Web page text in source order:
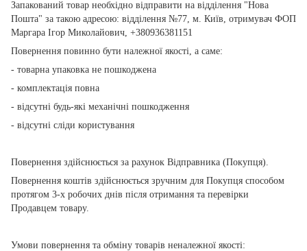
Запакований товар необхідно відправити на відділення "Нова
Пошта" за такою адресою: відділення №77, м. Київ, отримувач ФОП
Маргара Ігор Миколайович, +380936381151
Повернення повинно бути належної якості, а саме:
- товарна упаковка не пошкоджена
- комплектація повна
- відсутні будь-які механічні пошкодження
- відсутні сліди користування
Повернення здійснюється за рахунок Відправника (Покупця).
Повернення коштів здійснюється зручним для Покупця способом
протягом 3-х робочих днів після отримання та перевірки
Продавцем товару.
Умови повернення та обміну товарів неналежної якості: